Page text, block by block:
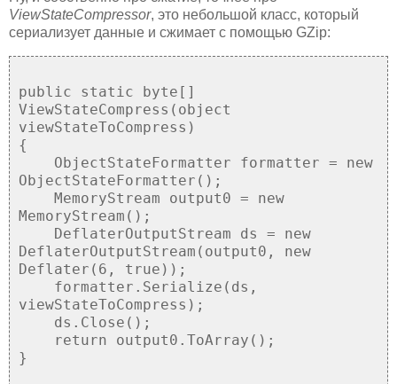
ViewStateCompressor, это небольшой класс, который
сериализует данные и сжимает с помощью GZip:
public static byte[]
ViewStateCompress(object
viewStateToCompress)
{
ObjectStateFormatter formatter = new
ObjectStateFormatter();
MemoryStream output0 = new
MemoryStream();
DeflaterOutputStream ds = new
DeflaterOutputStream(output0, new
Deflater(6, true));
formatter.Serialize(ds,
viewStateToCompress);
ds.Close();
return output0.ToArray();
}